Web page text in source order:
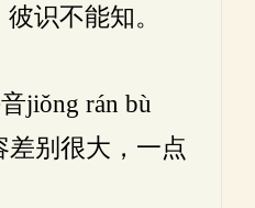
识不能知。
音jiǒng rán bù
差别很大，一点